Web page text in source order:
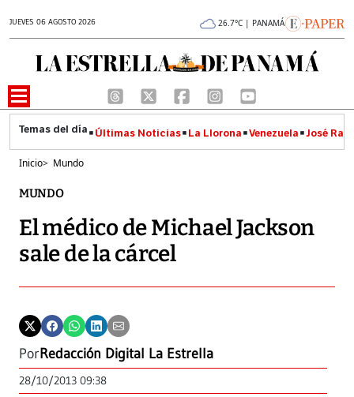
JUEVES 06 AGOSTO 2026 26.7°C | PANAMÁ
Últimas Noticias La Llorona Venezuela José
Inicio> Mundo
MUNDO
El médico de Michael Jackson
sale de la cárcel
PorRedacción Digital La Estrella
28/10/2013 09:38